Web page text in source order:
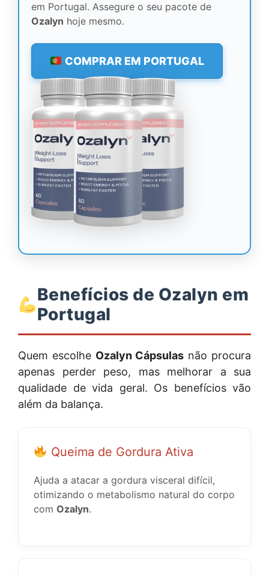
em Portugal. Assegure o seu pacote de
Ozalyn hoje mesmo.
COMPRAR EM PORTUGAL
Benefícios de Ozalyn em
Portugal
Quem escolhe Ozalyn Cápsulas não procura
apenas perder peso, mas melhorar a sua
qualidade de vida geral. Os benefícios vão
além da balança.
Queima de Gordura Ativa
Ajuda a atacar a gordura visceral difícil,
otimizando o metabolismo natural do corpo
com Ozalyn.